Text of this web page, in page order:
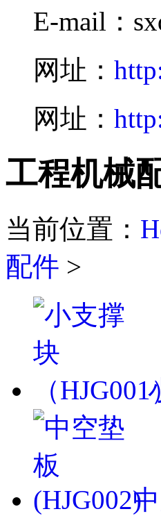
E-mail：
网址：
网址：
工程机械
当前位置：
配件 >